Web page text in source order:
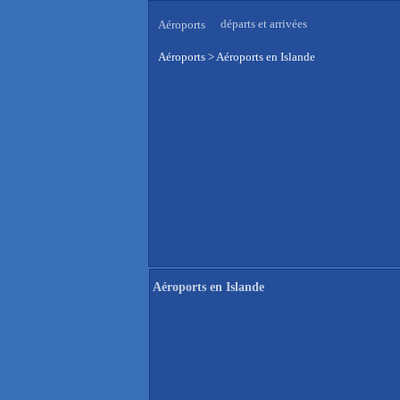
Aéroports départs et arrivées
Aéroports >Aéroports en Islande
Aéroports en Islande